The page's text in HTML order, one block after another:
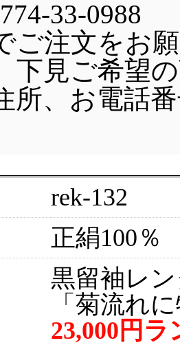
33-0988
ご注文をお
下見ご希望
所、お電話
rek-132
正絹100％
黒留袖レ
「菊流れ
23,000円